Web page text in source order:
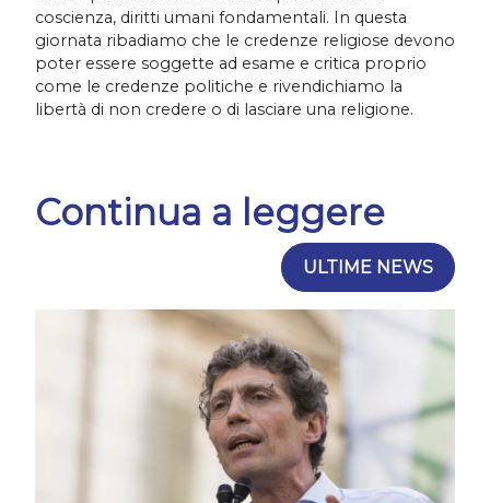
coscienza, diritti umani fondamentali. In questa
giornata ribadiamo che le credenze religiose devono
poter essere soggette ad esame e critica proprio
come le credenze politiche e rivendichiamo la
libertà di non credere o di lasciare una religione.
Continua a leggere
ULTIME NEWS